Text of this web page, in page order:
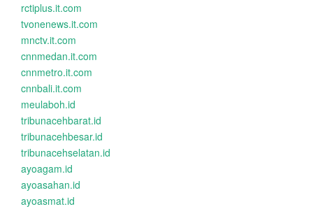
rctiplus.it.com
tvonenews.it.com
mnctv.it.com
cnnmedan.it.com
cnnmetro.it.com
cnnbali.it.com
meulaboh.id
tribunacehbarat.id
tribunacehbesar.id
tribunacehselatan.id
ayoagam.id
ayoasahan.id
ayoasmat.id